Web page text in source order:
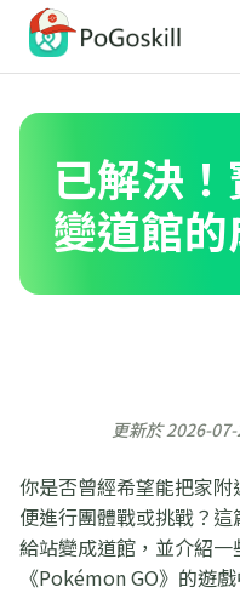
已解決
變道館
更新於 2026-
你是否曾經希望能把家
便進行團體戰或挑戰？
給站變成道館，並介紹
《Pokémon GO》的遊